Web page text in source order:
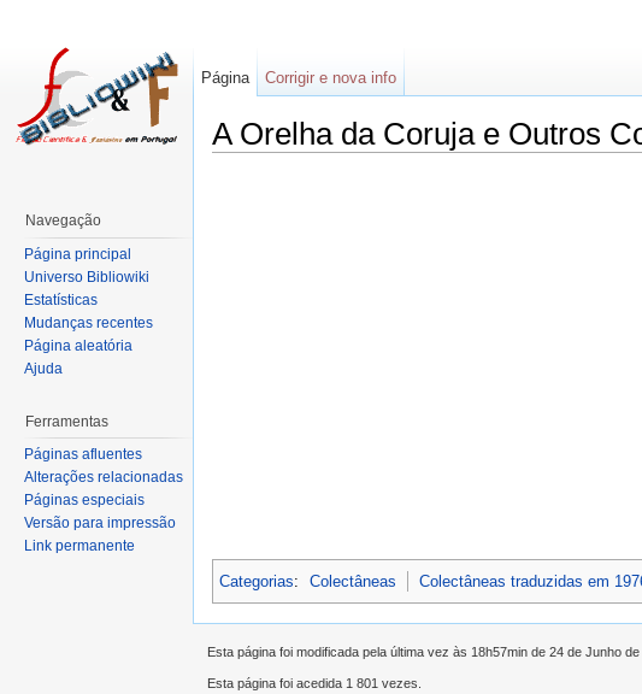
A Orelha da Coruja e Outros
Categorias: Colectâneas Colectâneas traduzidas em
Página Corrigir e nova info
Navegação
Página principal
Universo Bibliowiki
Estatísticas
Mudanças recentes
Página aleatória
Ajuda
Ferramentas
Páginas afluentes
Alterações relacionadas
Páginas especiais
Versão para impressão
Link permanente
Esta página foi modificada pela última vez às 18h57min de 24 de Junho de
Esta página foi acedida 1 801 vezes.